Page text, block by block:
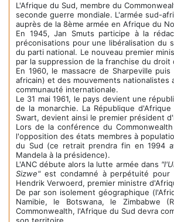
L'Afrique du Sud, membre du
seconde guerre mondiale. L'armée sud-
auprès de la 8ème armée en Afrique du
En 1945, Jan Smuts participe à la
préconisations pour une libéralisation du
du parti national. Le nouveau premier
par la suppression de la franchise du droit
En 1960, le massacre de Sharpeville
africain) et des mouvements nationalistes
communauté internationale.
Le 31 mai 1961, le pays devient une
de la monarchie. La République
Swart, devient ainsi le premier président
Lors de la conférence du
l'opposition des états membres à
du Sud (ce retrait prendra fin en 1994
Mandela à la présidence).
L'ANC débute alors la lutte armée dans
Sizwe"est condamné à perpétuité pour
Hendrik Verwoerd, premier ministre
De par son isolement géographique
Namibie, le Botswana, le Zimbabwe
Commonwealth, l'Afrique du Sud devra